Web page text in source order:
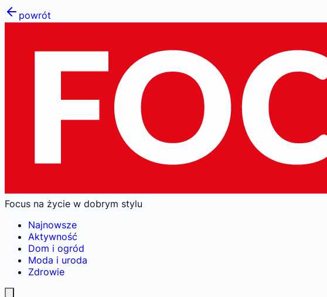
powrót
Focus na życie w dobrym stylu
Najnowsze
Aktywność
Dom i ogród
Moda i uroda
Zdrowie